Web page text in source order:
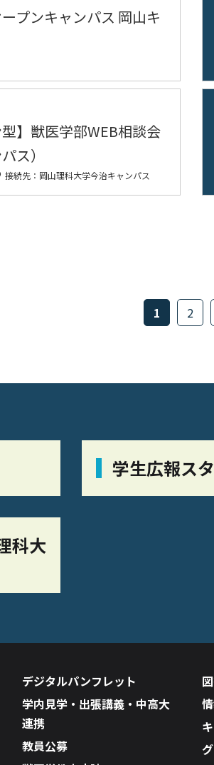
ープンキャンパス 岡山キ
型】獣医学部WEB相談会
ス）
接続先：岡山理科大学今治キャンパス
1 2
学生広報ス
科大
デジタルパンフレット
学内見学・出張講義・中高大
連携
教員公募